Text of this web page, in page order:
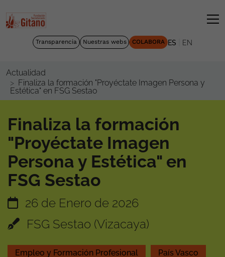
Transparencia Nuestras webs COLABORA ES EN
Actualidad
Finaliza la formación "Proyéctate Imagen Persona y
Estética" en FSG Sestao
Finaliza la formación
"Proyéctate Imagen
Persona y Estética" en
FSG Sestao
26 de Enero de 2026
FSG Sestao (Vizacaya)
Empleo y Formación Profesional País Vasco